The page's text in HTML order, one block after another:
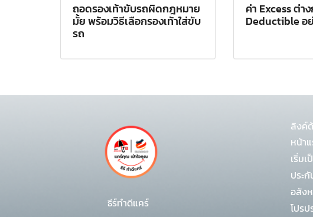
ถอดรองเท้าขับรถผิดกฎหมาย
มั้ย พร้อมวิธีเลือกรองเท้าใส่ขับ
รถ
ค่า Excess ต่า
Deductible อย่
ธีร์ทำดีแคร์
ลิงค์
หน้า
เริ่ม
ประ
อสัง
โปรป